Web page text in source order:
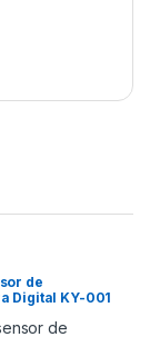
de
Digital KY-001